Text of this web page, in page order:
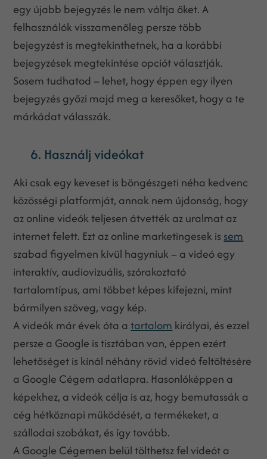
egy újabb bejegyzés le nem váltja őket. A
felhasználók visszamenőleg persze több
bejegyzést is megtekinthetnek, ha a korábbi
bejegyzések megtekintése opciót választják.
Sosem tudhatod – lehet, hogy éppen egy ilyen
bejegyzés győzi majd meg a keresőket, hogy a te
márkádat válasszák.
6. Használj videókat
Aki csak egy keveset is böngészgeti néha kedvenc
közösségi platformját, annak nem újdonság, hogy
az online videók teljesen átvették az uralmat az
internet felett. Ezt az online marketingesek is sem
szabad figyelmen kívül hagyniuk – a videó egy
interaktív, audiovizuális, szórakoztató
tartalomtípus, ami többet képes kifejezni, mint
bármilyen szöveg, vagy kép.
A videók már évek óta atartalom királyai, és ezzel
persze a Google is tisztában van, éppen ezért
lehetőséget is kínál néhány rövid videó feltöltésére
a Google Cégem adatlapra. Hasonlóképpen a
képekhez, a videók célja is az, hogy bemutassák a
cég hétköznapi működését, a termékeket, a
szállodai szobákat, és így tovább.
A Google Cégemen belül tölthetsz fel videót a